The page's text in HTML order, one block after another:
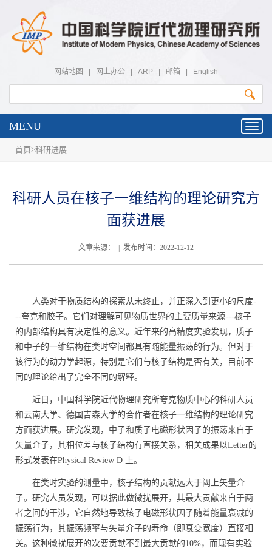
网站地图 网上办公 ARP 邮箱 English
MENU
首页>科研进展
科研人员在核子一维结构的理论研究方
面获进展
文章来源： | 发布时间：2022-12-12
人类对于物质结构的探索从未终止，并正深入到更小的尺度-
--夸克和胶子。它们对理解可见物质世界的主要质量来源---核子
的内部结构具有决定性的意义。近年来的高精度实验发现，质子
和中子的一维结构在类时空间都具有随能量振荡的行为。但对于
该行为的动力学起源，特别是它们与核子结构是否有关，目前不
同的理论给出了完全不同的解释。
近日，中国科学院近代物理研究所夸克物质中心的科研人员
和云南大学、德国吉森大学的合作者在核子一维结构的理论研究
方面获进展。研究发现，中子和质子电磁形状因子的振荡来自于
矢量介子，其相位差与核子结构有直接关系，相关成果以Letter的
形式发表在Physical Review D 上。
在类时实验的测量中，核子结构的贡献远大于阈上矢量介
子。研究人员发现，可以据此做微扰展开，其最大贡献来自于两
者之间的干涉，它自然地导致核子电磁形状因子随着能量衰减的
振荡行为，其振荡频率与矢量介子的寿命（即衰变宽度）直接相
关。这种微扰展开的次要贡献不到最大贡献的10%，而现有实验